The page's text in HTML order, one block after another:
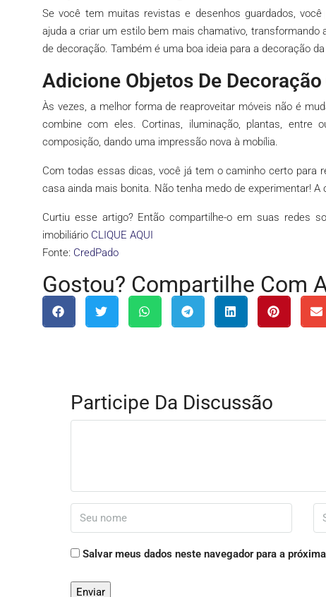
Se você tem muitas revistas e desenhos guardados,
ajuda a criar um estilo bem mais chamativo,
de decoração. Também é uma boa ideia para a decoração
Adicione Objetos De
Às vezes, a melhor forma de reaproveitar móveis não é
combine com eles. Cortinas, iluminação, plantas, entre
composição, dando uma impressão nova à mobília.
Com todas essas dicas, você já tem o caminho certo para
casa ainda mais bonita. Não tenha medo de experimentar!
Curtiu esse artigo? Então compartilhe-o em suas redes
imobiliário CLIQUE AQUI
Fonte: CredPado
Gostou? Compartilhe Com
Participe Da Discussão
Salvar meus dados neste navegador para a